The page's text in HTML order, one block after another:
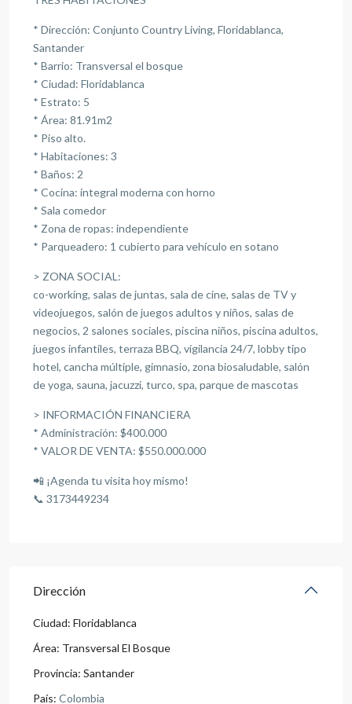
* Dirección: Conjunto Country Living, Floridablanca,
Santander
* Barrio: Transversal el bosque
* Ciudad: Floridablanca
* Estrato: 5
* Área: 81.91m2
* Piso alto.
* Habitaciones: 3
* Baños: 2
* Cocina: integral moderna con horno
* Sala comedor
* Zona de ropas: independiente
* Parqueadero: 1 cubierto para vehículo en sotano
> ZONA SOCIAL:
co-working, salas de juntas, sala de cine, salas de TV y
videojuegos, salón de juegos adultos y niños, salas de
negocios, 2 salones sociales, piscina niños, piscina adultos,
juegos infantiles, terraza BBQ, vigilancia 24/7, lobby tipo
hotel, cancha múltiple, gimnasio, zona biosaludable, salón
de yoga, sauna, jacuzzi, turco, spa, parque de mascotas
> INFORMACIÓN FINANCIERA
* Administración: $400.000
* VALOR DE VENTA: $550.000.000
📲 ¡Agenda tu visita hoy mismo!
📞 3173449234
Dirección
Ciudad: Floridablanca
Área: Transversal El Bosque
Provincia: Santander
País: Colombia